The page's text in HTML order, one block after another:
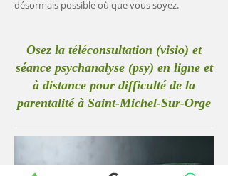
désormais possible où que vous soyez.
Osez la téléconsultation (visio) et
séance psychanalyse (psy) en ligne et
à distance pour difficulté de la
parentalité à Saint-Michel-Sur-Orge